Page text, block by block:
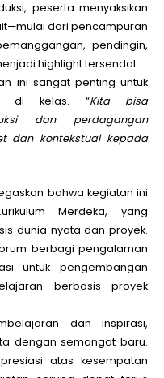
peserta menyaksikan
dari pencampuran
pendingin,
highlight tersendat.
ini sangat penting untuk
di kelas. “Kita bisa
dan perdagangan
dan kontekstual kepada
bahwa kegiatan ini
Merdeka, yang
dunia nyata dan proyek.
berbagi pengalaman
untuk pengembangan
berbasis proyek
dan inspirasi,
dengan semangat baru.
atas kesempatan